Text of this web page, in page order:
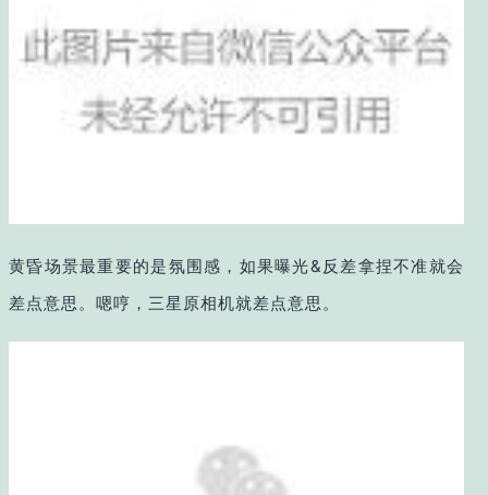
黄昏场景最重要的是氛围感，如果曝光&反差拿捏不准就会
差点意思。嗯哼，三星原相机就差点意思。